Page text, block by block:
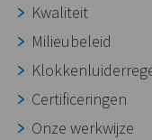
Kwaliteit
Milieubeleid
Certificeringen
Onze werkwijze